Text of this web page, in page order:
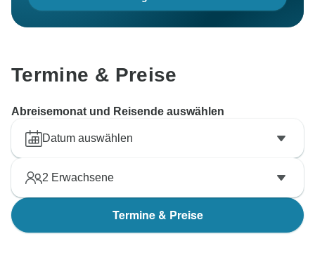
Termine & Preise
Abreisemonat und Reisende auswählen
Datum auswählen
2 Erwachsene
Termine & Preise